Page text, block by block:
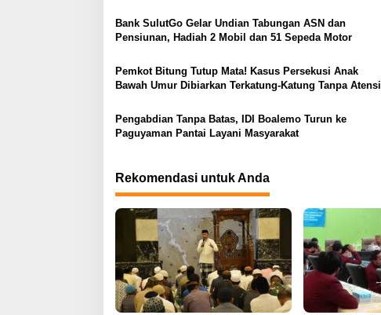
i
o
Bank SulutGo Gelar Undian Tabungan ASN dan
Pensiunan, Hadiah 2 Mobil dan 51 Sepeda Motor
Pemkot Bitung Tutup Mata! Kasus Persekusi Anak
Bawah Umur Dibiarkan Terkatung-Katung Tanpa Atensi
Pengabdian Tanpa Batas, IDI Boalemo Turun ke
Paguyaman Pantai Layani Masyarakat
Rekomendasi untuk Anda